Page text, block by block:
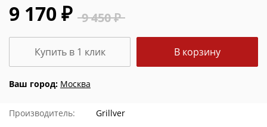
9 450 ₽
9 170 ₽
Ваш город: Москва
В корзину
Купить в 1 клик
Производитель:
Grillver